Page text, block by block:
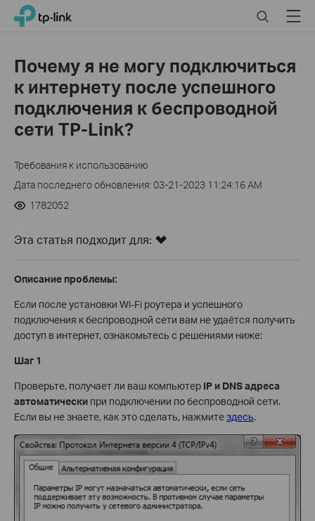
Click
navigation
TP-Link, Reliably Smart SearchMenu
Почему я не могу подключиться
к интернету после успешного
подключения к беспроводной
сети TP-Link?
Требования к использованию
Дата последнего обновления: 03-21-2023 11:24:16 AM
1782052
Эта статья подходит для:
Описание проблемы:
Если после установки Wi-Fi роутера и успешного
подключения к беспроводной сети вам не удаётся получить
доступ в интернет, ознакомьтесь с решениями ниже:
Шаг 1
Проверьте, получает ли ваш компьютер IP и DNS адреса
автоматически при подключении по беспроводной сети.
Если вы не знаете, как это сделать, нажмитездесь.